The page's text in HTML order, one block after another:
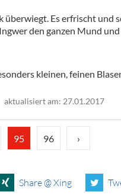
Es erfrischt und
den ganzen Mund
kleinen, feinen
aktualisiert am: 27.01.2017
95 96 ›
Share @ Xing